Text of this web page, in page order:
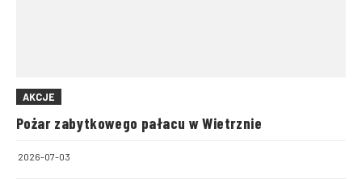
AKCJE
Pożar zabytkowego pałacu w Wietrznie
2026-07-03